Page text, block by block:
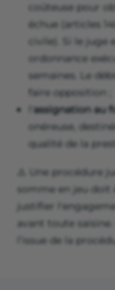
coûteuse pour
échue (articles
civile). Si le
ordonnance
semaines. Le
faire opposition ;
assignation au
onéreuse,
qualité de la
⚠️ Une procédure
somme en jeu doit
justifier
avant toute
l’issue de la